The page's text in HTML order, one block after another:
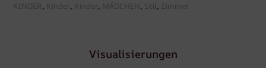
KINDER, Kinder, Kinder, MÄDCHEN , Stil, Zimmer
Visualisierungen